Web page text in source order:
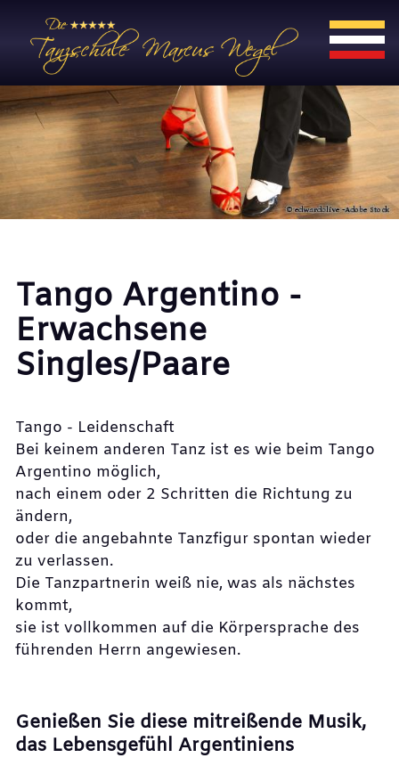
Tango Argentino -
Erwachsene
Singles/Paare
Tango - Leidenschaft
Bei keinem anderen Tanz ist es wie beim Tango
Argentino möglich,
nach einem oder 2 Schritten die Richtung zu
ändern,
oder die angebahnte Tanzfigur spontan wieder
zu verlassen.
Die Tanzpartnerin weiß nie, was als nächstes
kommt,
sie ist vollkommen auf die Körpersprache des
führenden Herrn angewiesen.
Genießen Sie diese mitreißende Musik,
das Lebensgefühl Argentiniens